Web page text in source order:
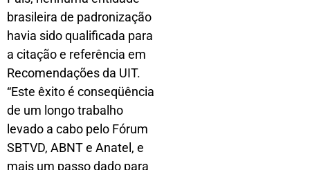
brasileira de padronização
havia sido qualificada para
a citação e referência em
Recomendações da UIT.
“Este êxito é conseqüência
de um longo trabalho
levado a cabo pelo Fórum
SBTVD, ABNT e Anatel, e
mais um passo dado para